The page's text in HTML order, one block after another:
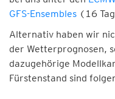
GFS-Ensembles (16
Alternativ haben wir
der Wetterprognosen,
dazugehörige
Fürstenstand sind